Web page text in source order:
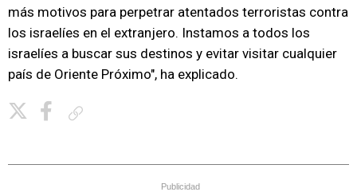
más motivos para perpetrar atentados terroristas contra
los israelíes en el extranjero. Instamos a todos los
israelíes a buscar sus destinos y evitar visitar cualquier
país de Oriente Próximo", ha explicado.
Publicidad